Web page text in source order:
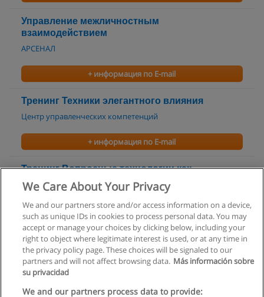
Управление межличностным
взаимодействием
АРСЕНАЛ
+ информация по E-mail
Тренинг Техники элегантного влияния
Центр управленческих компетенций
+ информация по E-mail
Тренинг Вопросные технологии как
инструмент влияния
+ информация по E-mail
Правила пользования
We Care About Your Privacy
We and our partners store and/or access information on a device,
such as unique IDs in cookies to process personal data. You may
accept or manage your choices by clicking below, including your
right to object where legitimate interest is used, or at any time in
the privacy policy page. These choices will be signaled to our
partners and will not affect browsing data. Más información sobre
su privacidad
We and our partners process data to provide: